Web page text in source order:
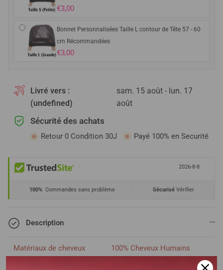
€3,00
Bonnet Personnalisées Taille L contour de Tête 57 - 60
cm Récommandées
€3,00
Livré vers :
(undefined)
sam. 15 août - lun. 17
août
Sécurité des achats
Retour 0 Condition 30J Payé 100% en Securité
2026-8-8
100% Commandes sans problème SécuriséVérifier
Description
Matériaux de cheveux 100% Cheveux Humains